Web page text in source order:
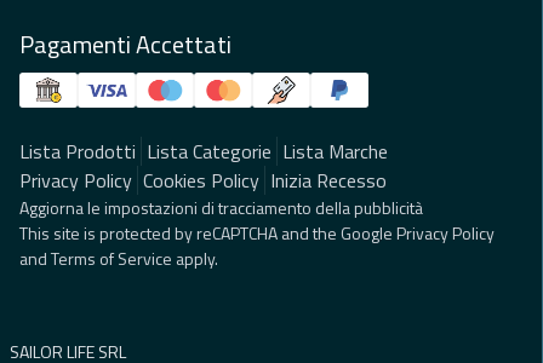
Pagamenti Accettati
Lista Prodotti Lista Categorie Lista Marche
Privacy Policy Cookies Policy Inizia Recesso
Aggiorna le impostazioni di tracciamento della pubblicità
This site is protected by reCAPTCHA and the GooglePrivacy Policy
andTerms of Service apply.
SAILOR LIFE SRL